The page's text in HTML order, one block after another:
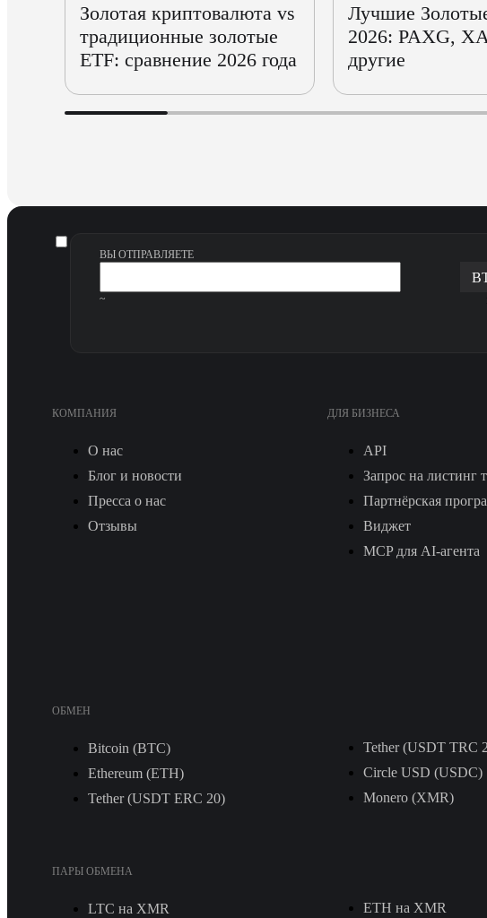
Золотая криптовалюта vs
традиционные золотые
ETF: сравнение 2026 года
Лучшие
2026: PAXG,
другие
ВЫ ОТПРАВЛЯЕТЕ
~
КОМПАНИЯ
О нас
Блог и новости
Пресса о нас
Отзывы
ДЛЯ БИЗНЕСА
API
Запрос на листинг
Партнёрская
Виджет
MCP для AI-агента
ОБМЕН
Bitcoin (BTC)
Ethereum (ETH)
Tether (USDT ERС 20)
Tether (USDT TRС
Circle USD (USDC)
Monero (XMR)
ПАРЫ ОБМЕНА
LTC на XMR ETH на XMR